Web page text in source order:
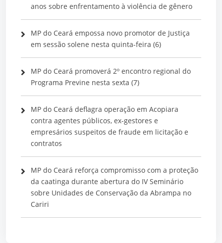
anos sobre enfrentamento à violência de gênero
MP do Ceará empossa novo promotor de Justiça
em sessão solene nesta quinta-feira (6)
MP do Ceará promoverá 2º encontro regional do
Programa Previne nesta sexta (7)
MP do Ceará deflagra operação em Acopiara
contra agentes públicos, ex-gestores e
empresários suspeitos de fraude em licitação e
contratos
MP do Ceará reforça compromisso com a proteção
da caatinga durante abertura do IV Seminário
sobre Unidades de Conservação da Abrampa no
Cariri